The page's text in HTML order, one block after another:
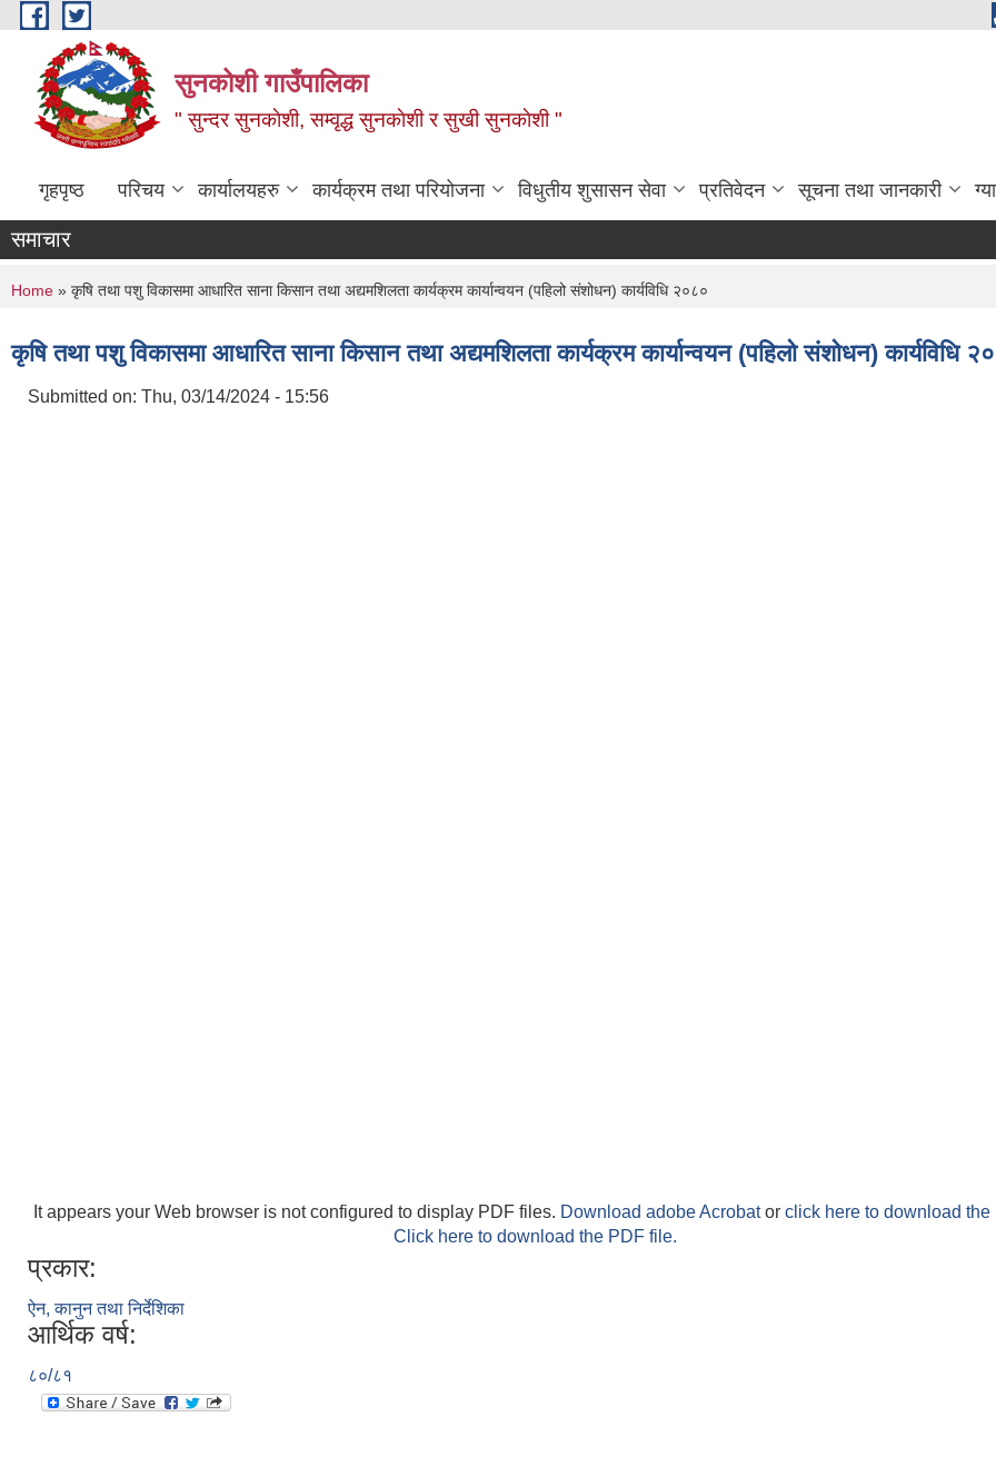
Skip to main content
सुनकोशी गाउँपालिका
" सुन्दर सुनकाेशी, सम्वृद्ध सुनकाेशी र सुखी सुनकाेशी "
गृहपृष्ठ परिचय कार्यालयहरु कार्यक्रम तथा परियोजना विधुतीय शुसासन सेवा प्रतिवेदन सूचना तथा जानकारी
समाचार
You are here
Home » कृषि तथा पशु विकासमा आधारित साना किसान तथा अद्यमशिलता कार्यक्रम कार्यान्वयन (पहिलो संशोधन) कार्यविधि २०८०
कृषि तथा पशु विकासमा आधारित साना किसान तथा अद्यमशिलता कार्यक्रम कार्यान्वयन (पहिलो संशोधन) कार्यविधि
Submitted on: Thu, 03/14/2024 - 15:56
It appears your Web browser is not configured to display PDF files. Download adobe Acrobator click here to download the
Click here to download the PDF file.
प्रकार:
ऐन, कानुन तथा निर्देशिका
आर्थिक वर्ष:
८०/८१